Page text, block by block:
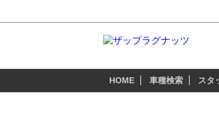
HOME 車種検索 スタ